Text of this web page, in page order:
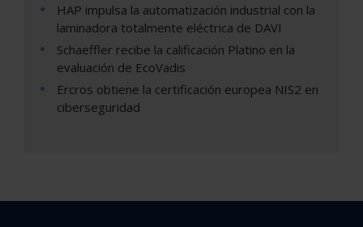
HAP impulsa la automatización industrial con la
laminadora totalmente eléctrica de DAVI
Schaeffler recibe la calificación Platino en la
evaluación de EcoVadis
Ercros obtiene la certificación europea NIS2 en
ciberseguridad